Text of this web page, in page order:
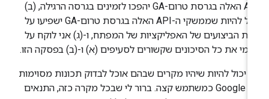
API האלה בגרסת טרום-GA יהפכו לזמינים בגרסה הרגילה, (ב)
יכול להיות שממשקי ה-API האלה בגרסת טרום-GA ישפיעו על
הביצועים של האפליקציות של המפתח, ו-(ג) אני לוקח על
את כל הסיכונים שקשורים לסעיפים (א) ו-(ב) בפסקה הזו.
‫(v) יכול להיות שיהיו מקרים שבהם אוכל לבדוק תכונות מסוימות
של Google כמשתמש קצה. ברור לי שבכל מקרה כזה, התנאים